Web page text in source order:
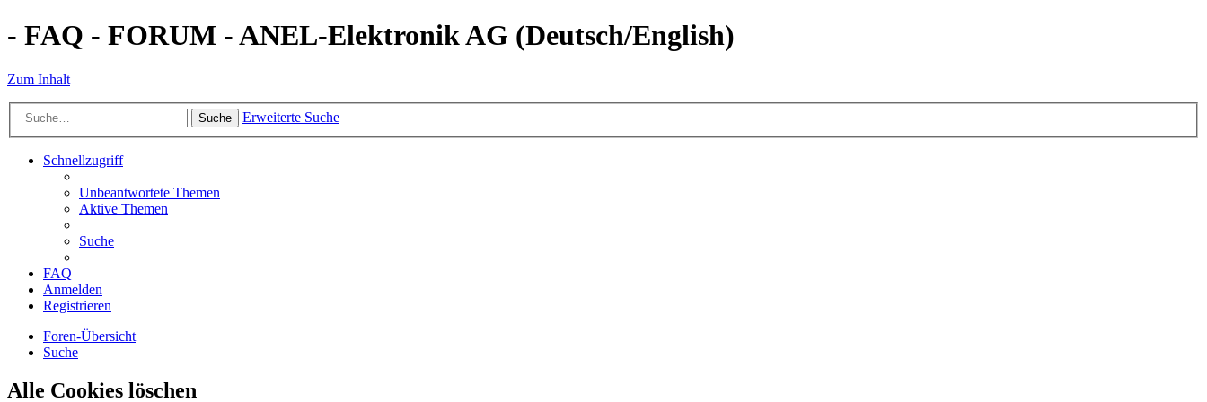
- FAQ - FORUM - ANEL-Elektronik AG (Deutsch/English)
Zum Inhalt
Suche Erweiterte Suche
Schnellzugriff
Unbeantwortete Themen
Aktive Themen
Suche
FAQ
Anmelden
Registrieren
Foren-Übersicht
Suche
Alle Cookies löschen